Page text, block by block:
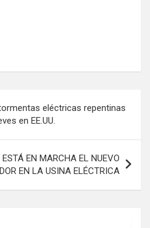
eléctricas repentinas
en EE.UU.
EN MARCHA EL NUEVO
EN LA USINA ELÉCTRICA